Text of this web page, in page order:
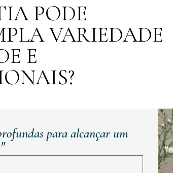
PODE
VARIEDADE
E
para alcançar um